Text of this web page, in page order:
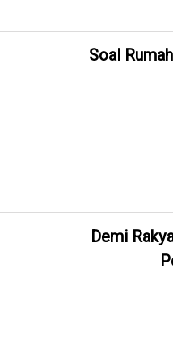
Soal
Demi